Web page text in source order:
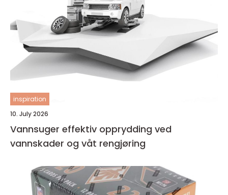
inspiration
10. July 2026
Vannsuger effektiv opprydding ved
vannskader og våt rengjøring